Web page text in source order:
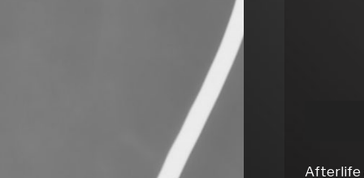
Afterlife